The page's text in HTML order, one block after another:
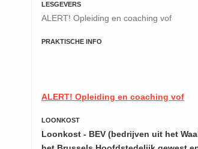
LESGEVERS
ALERT! Opleiding en coaching vof
PRAKTISCHE INFO
ALERT! Opleiding en coaching vof
LOONKOST
Loonkost - BEV (bedrijven uit het